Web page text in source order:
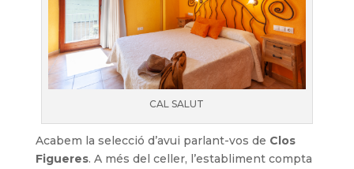
CAL SALUT
Acabem la selecció d’avui parlant-vos de Clos
Figueres. A més del celler, l’establiment compta